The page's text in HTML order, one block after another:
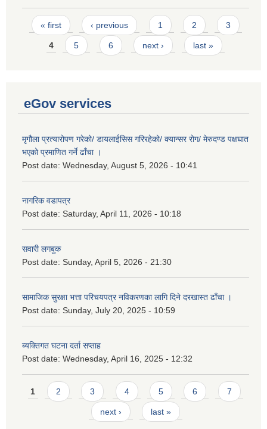
Pages
« first ‹ previous 1 2 3
4 5 6 next › last »
eGov services
मृगौला प्रत्यारोपण गरेको/ डायलाईसिस गरिरहेको/ क्यान्सर रोग/ मेरुदण्ड पक्षघात
भएको प्रमाणित गर्ने ढाँचा ।
Post date: Wednesday, August 5, 2026 - 10:41
नागरिक वडापत्र
Post date: Saturday, April 11, 2026 - 10:18
सवारी लगबुक
Post date: Sunday, April 5, 2026 - 21:30
सामाजिक सुरक्षा भत्ता परिचयपत्र नविकरणका लागि दिने दरखास्त ढाँचा ।
Post date: Sunday, July 20, 2025 - 10:59
ब्यक्तिगत घटना दर्ता सप्ताह
Post date: Wednesday, April 16, 2025 - 12:32
Pages
1 2 3 4 5 6 7
next › last »